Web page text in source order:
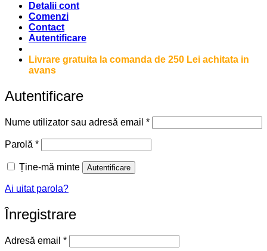
Detalii cont
Comenzi
Contact
Autentificare
Livrare gratuita la comanda de 250 Lei achitata in
avans
Autentificare
Nume utilizator sau adresă email *Obligatoriu
Parolă *Obligatoriu
Ține-mă minte Autentificare
Ai uitat parola?
Înregistrare
Adresă email *Obligatoriu